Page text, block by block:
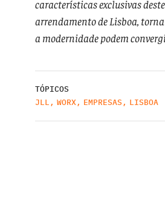
características exclusivas
arrendamento de Lisboa,
a modernidade podem
TÓPICOS
JLL , WORX, EMPRESAS , LISBOA